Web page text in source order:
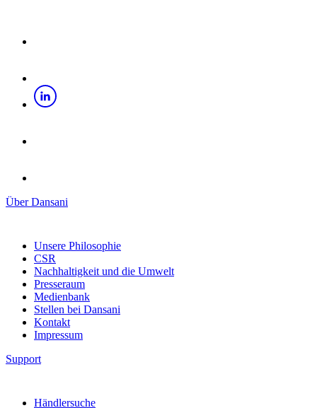
Über Dansani
Unsere Philosophie
CSR
Nachhaltigkeit und die Umwelt
Presseraum
Medienbank
Stellen bei Dansani
Kontakt
Impressum
Support
Händlersuche